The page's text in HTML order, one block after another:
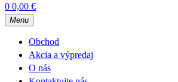
0 0,00 €
Menu
Obchod
Akcia a výpredaj
O nás